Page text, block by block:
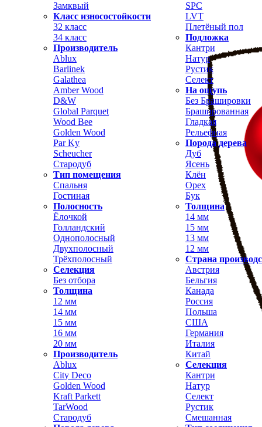
Замквый
Класс износостойкости
32 класс
34 класс
SPC
LVT
Плетёный пол
Подложка
Производитель
Ablux
Barlinek
Galathea
Amber Wood
D&W
Global Parquet
Wood Bee
Golden Wood
Par Ky
Scheucher
Стародуб
Тип помещения
Спальня
Гостиная
Полосность
Ёлочкой
Голландский
Однополосный
Двухполосный
Трёхполосный
Селекция
Без отбора
Кантри
Натур
Рустик
Селект
На ощупь
Без Брашировки
Брашированная
Гладкая
Рельефная
Порода дерева
Дуб
Ясень
Клён
Орех
Бук
Толщина
14 мм
15 мм
13 мм
12 мм
Страна
Австрия
Бельгия
Толщина
12 мм
14 мм
15 мм
16 мм
20 мм
Производитель
Ablux
City Deco
Golden Wood
Kraft Parkett
TarWood
Стародуб
Канада
Россия
Польша
США
Германия
Италия
Китай
Селекция
Кантри
Натур
Селект
Рустик
Смешанная